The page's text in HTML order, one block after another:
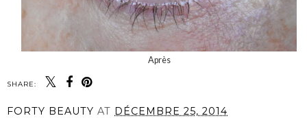
Après
SHARE:
FORTY BEAUTY AT DÉCEMBRE 25, 2014